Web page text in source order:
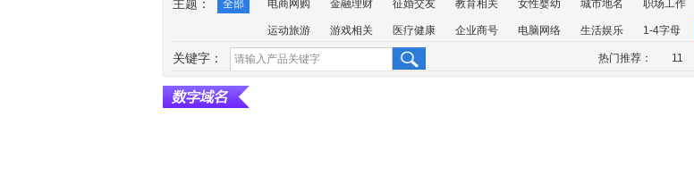
主题： 全部 电商网购 金融理财 征婚交友 教育相关 女性婴幼 城市地名 职场工作
运动旅游 游戏相关 医疗健康 企业商号 电脑网络 生活娱乐 1-4字母
关键字： 热门推荐： 11